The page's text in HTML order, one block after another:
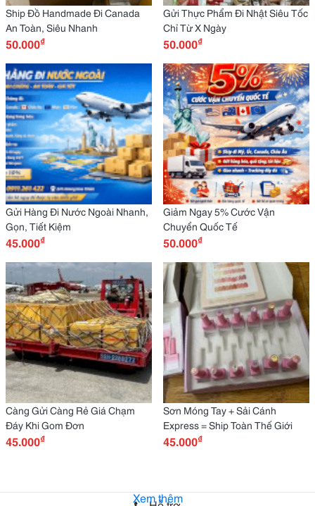
Ship Đồ Handmade Đi Canada
An Toàn, Siêu Nhanh
50.000₫
Gửi Thực Phẩm Đi Nhật Siêu Tốc
Chỉ Từ X Ngày
50.000₫
Gửi Hàng Đi Nước Ngoài Nhanh,
Gọn, Tiết Kiệm
45.000₫
Giảm Ngay 5% Cước Vận
Chuyển Quốc Tế
50.000₫
Càng Gửi Càng Rẻ Giá Chạm
Đáy Khi Gom Đơn
45.000₫
Sơn Móng Tay + Sải Cánh
Express = Ship Toàn Thế Giới
45.000₫
Xem thêm